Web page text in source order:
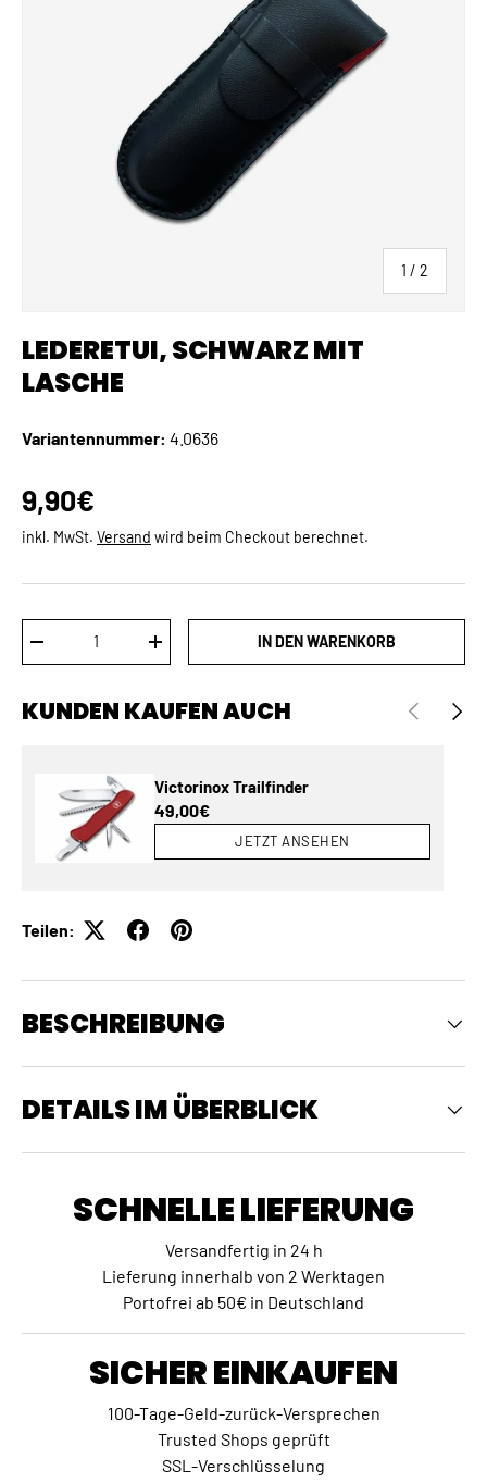
1 / von
2
LEDERETUI, SCHWARZ MIT
LASCHE
Variantennummer: 4.0636
Normaler Preis
9,90€
inkl. MwSt. Versand wird beim Checkout berechnet.
MENGE VERRINGERNMENGE ERHÖHENIN DEN WARENKORB
KUNDEN KAUFEN AUCH VORHERIGE
Victorinox Trailfinder
Normaler Preis
49,00€
JETZT ANSEHEN
Teilen:
BESCHREIBUNG
DETAILS IM ÜBERBLICK
SCHNELLE LIEFERUNG
Versandfertig in 24 h
Lieferung innerhalb von 2 Werktagen
Portofrei ab 50€ in Deutschland
SICHER EINKAUFEN
100-Tage-Geld-zurück-Versprechen
Trusted Shops geprüft
SSL-Verschlüsselung